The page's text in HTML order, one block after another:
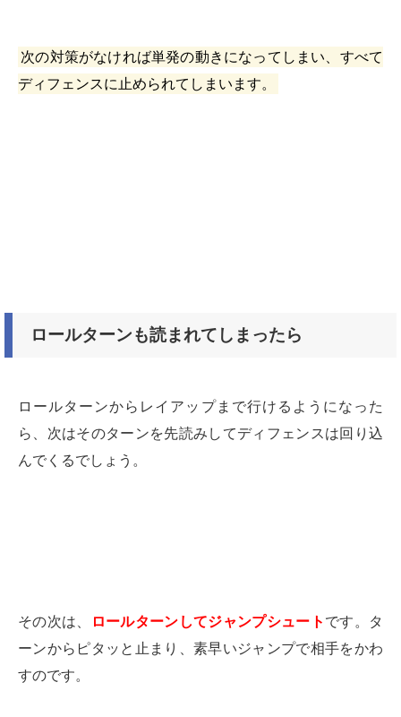
次の対策がなければ単発の動きになってしまい、すべて
ディフェンスに止められてしまいます。
ロールターンも読まれてしまったら
ロールターンからレイアップまで行けるようになった
ら、次はそのターンを先読みしてディフェンスは回り込
んでくるでしょう。
その次は、 ロールターンしてジャンプシュート です。
タ
ーンからピタッと止まり、素早いジャンプで相手をかわ
すのです。